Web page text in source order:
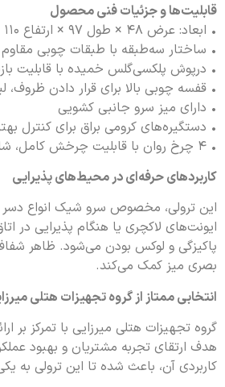
قابلیت‌ها و جزئیات فنی محصول
• ابعاد: عرض ۴۸ × طول ۹۷ × ارتفاع ۱۱۰ سانتی‌متر
• ساختار سه‌طبقه با طبقات چوبی مقاوم
• درپوش پلکسی‌گلس خمیده با قابلیت
• قفسه چوبی بالا برای قرار دادن ظروف،
• دارای میز سرو جانبی کشویی
• دستگیره‌های کرومی براق برای کنترل
• ۴ چرخ روان با قابلیت چرخش کامل، شامل ۲ عدد ترمزدار برای توقف مطمئن
کاربردهای حرفه‌ای در محیط‌های پذیرایی
این ترولی، مخصوص سرو شیک انواع
پاکیزگی و لوکس بودن می‌شود. ظاهر
بصری میز کمک می‌کند.
انتخابی ممتاز از گروه تجهیزات هتلی
گروه تجهیزات هتلی میرزایی با تمرکز بر
هدف ارتقای تجربه مشتریان و بهبود
کاربردی آن، باعث شده تا این ترولی به